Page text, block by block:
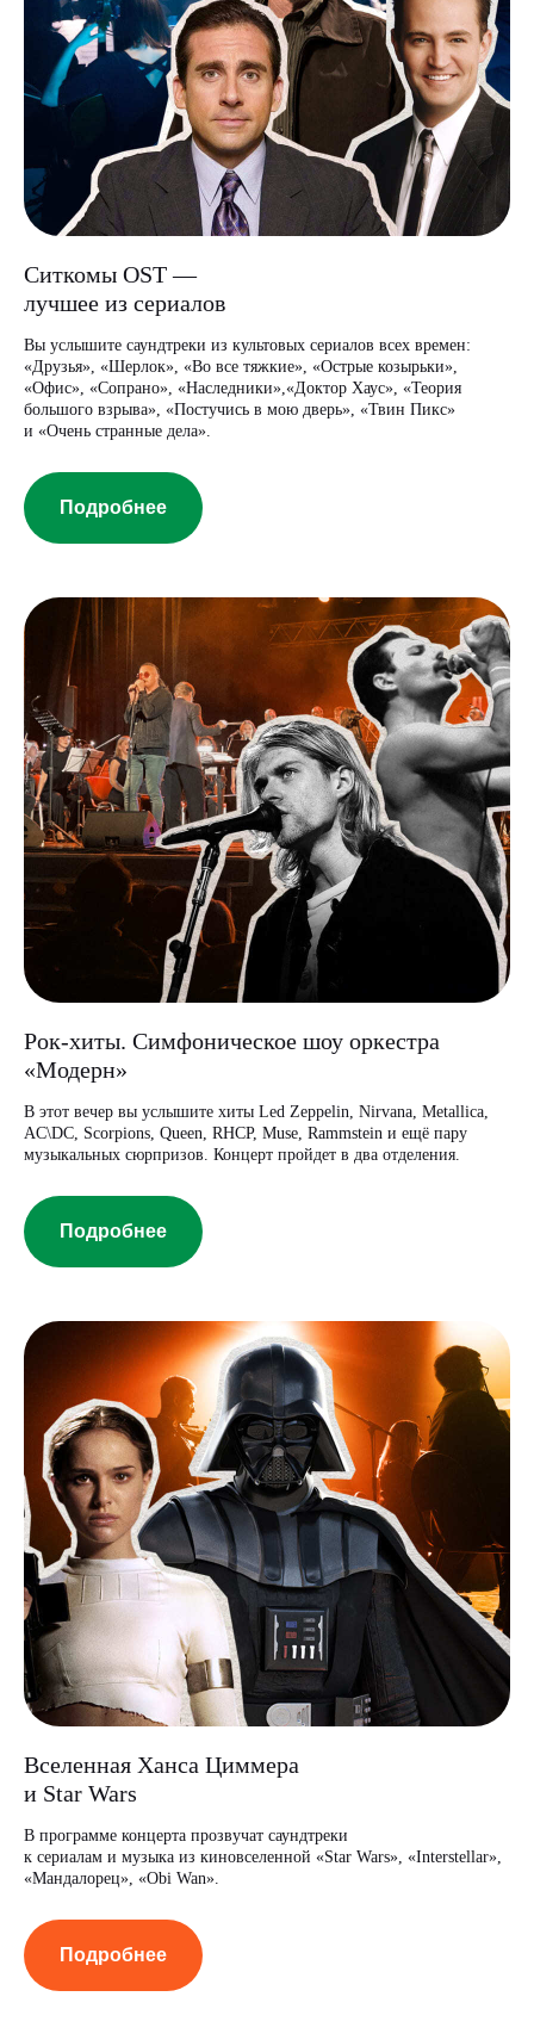
Ситкомы OST —
лучшее из сериалов
Вы услышите саундтреки из культовых сериалов всех времен:
«Друзья», «Шерлок», «Во все тяжкие», «Острые козырьки»,
«Офис», «Сопрано», «Наследники»,«Доктор Хаус», «Теория
большого взрыва», «Постучись в мою дверь», «Твин Пикс»
и «Очень странные дела».
Подробнее
Рок-хиты. Симфоническое шоу оркестра
«Модерн»
В этот вечер вы услышите хиты Led Zeppelin, Nirvana, Metallica,
AC\DC, Scorpions, Queen, RHCP, Muse, Rammstein и ещё пару
музыкальных сюрпризов. Концерт пройдет в два отделения.
Подробнее
Вселенная Ханса Циммера
и Star Wars
В программе концерта прозвучат саундтреки
к сериалам и музыка из киновселенной «Star Wars», «Interstellar»,
«Мандалорец», «Obi Wan».
Подробнее